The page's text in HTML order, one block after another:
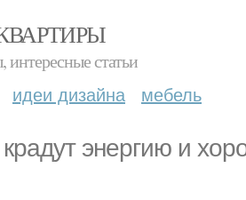
интересные статьи
идеи дизайна мебель
энергию и